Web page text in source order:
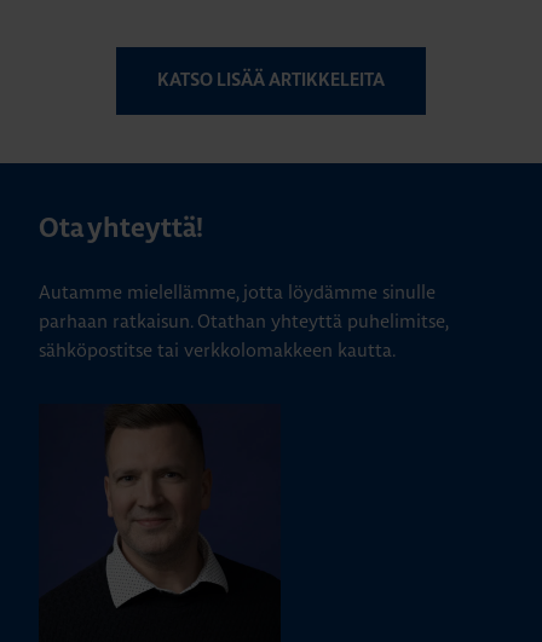
KATSO LISÄÄ ARTIKKELEITA
Ota yhteyttä!
Autamme mielellämme, jotta löydämme sinulle
parhaan ratkaisun. Otathan yhteyttä puhelimitse,
sähköpostitse tai verkkolomakkeen kautta.